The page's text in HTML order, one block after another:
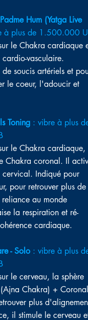
Hum (Yatga Live
à plus de 1.500.000
le Chakra cardiaque
cardio-vasculaire.
soucis artériels et
le coeur, l'adoucir et
Toning : vibre à plus
le Chakra cardiaque,
Chakra coronal. Il
Indiqué pour
pour retrouver plus de
au monde
la respiration et ré-
cardiaque.
- Solo : vibre à plus
le cerveau, la sphère
Chakra) +
plus
il stimule le cerveau